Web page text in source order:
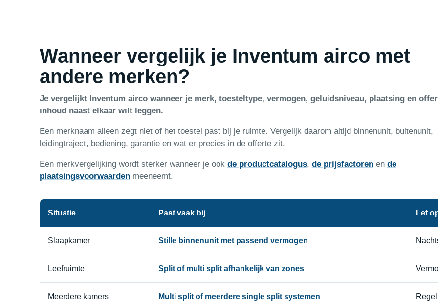
Wanneer vergelijk je Inventum airco met
andere merken?
Je vergelijkt Inventum airco wanneer je merk, toesteltype, vermogen, geluidsniveau, plaatsing en
inhoud naast elkaar wilt leggen.
Een merknaam alleen zegt niet of het toestel past bij je ruimte. Vergelijk daarom altijd binnenunit, buitenunit,
leidingtraject, bediening, garantie en wat er precies in de offerte zit.
Een merkvergelijking wordt sterker wanneer je ook de productcatalogus, de prijsfactorenen de
plaatsingsvoorwaardenmeeneemt.
Situatie Past vaak bij Let
Slaapkamer Stille binnenunit met passend vermogen
Leefruimte Split of multi split afhankelijk van zones
Meerdere kamers Multi split of meerdere single split systemen